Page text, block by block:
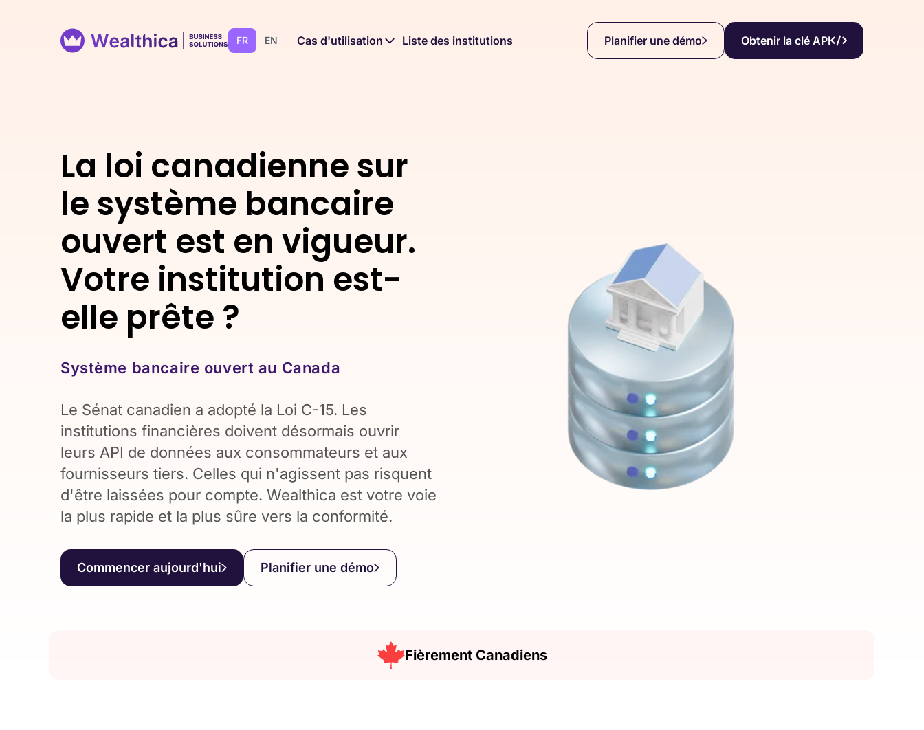
FR EN Cas d'utilisation Liste des institutions Planifier une démo Obtenir la clé API
La loi canadienne sur
le système bancaire
ouvert est en vigueur.
Votre institution est-
elle prête ?
Système bancaire ouvert au Canada
Le Sénat canadien a adopté la Loi C-15. Les
institutions financières doivent désormais ouvrir
leurs API de données aux consommateurs et aux
fournisseurs tiers. Celles qui n'agissent pas risquent
d'être laissées pour compte. Wealthica est votre voie
la plus rapide et la plus sûre vers la conformité.
Commencer aujourd'hui Planifier une démo
Fièrement Canadiens